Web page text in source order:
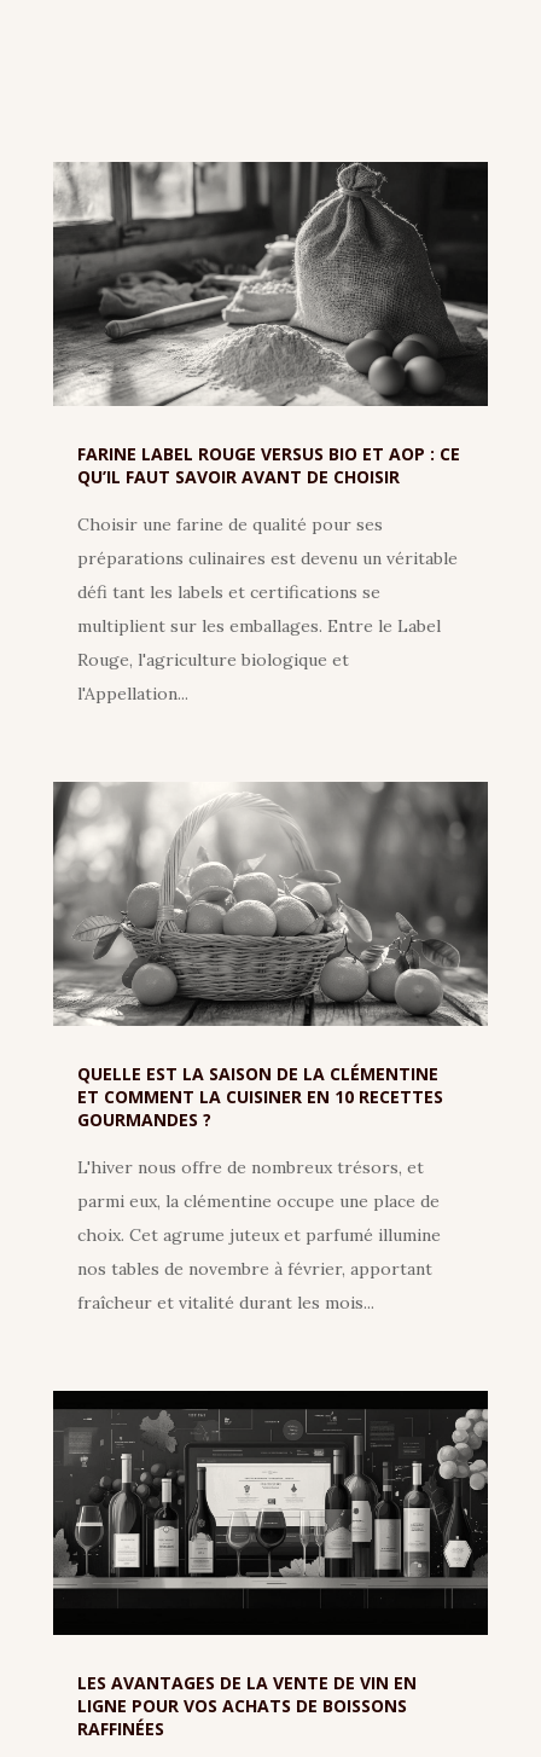
FARINE LABEL ROUGE VERSUS BIO ET AOP : CE
QU’IL FAUT SAVOIR AVANT DE CHOISIR
Choisir une farine de qualité pour ses
préparations culinaires est devenu un véritable
défi tant les labels et certifications se
multiplient sur les emballages. Entre le Label
Rouge, l'agriculture biologique et
l'Appellation...
QUELLE EST LA SAISON DE LA CLÉMENTINE
ET COMMENT LA CUISINER EN 10 RECETTES
GOURMANDES ?
L'hiver nous offre de nombreux trésors, et
parmi eux, la clémentine occupe une place de
choix. Cet agrume juteux et parfumé illumine
nos tables de novembre à février, apportant
fraîcheur et vitalité durant les mois...
LES AVANTAGES DE LA VENTE DE VIN EN
LIGNE POUR VOS ACHATS DE BOISSONS
RAFFINÉES